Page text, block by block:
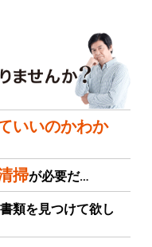
いいのかわか
掃が必要だ…
類を見つけて欲し